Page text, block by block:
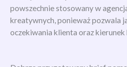
powszechnie stosowany w
kreatywnych, ponieważ pozwala
oczekiwania klienta oraz